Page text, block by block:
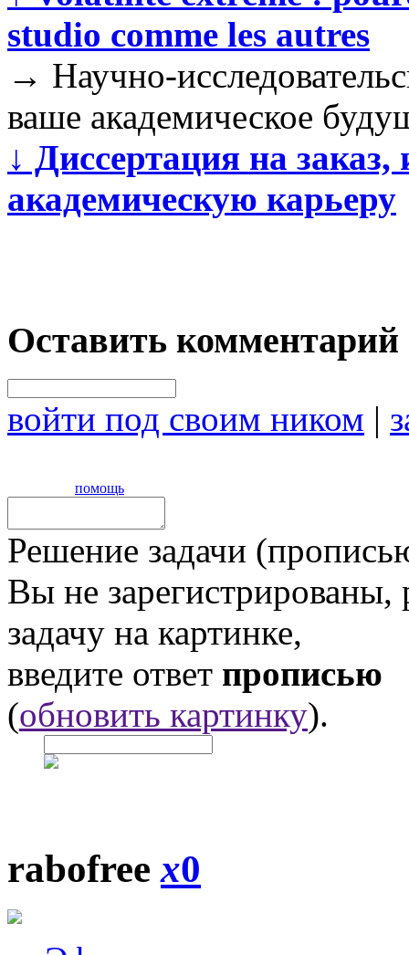
studio comme les autres
→ Научно-
ваше академическое
↓ Диссертация на
академическую карьеру
Оставить комментарий
войти под своим ником |
помощь
Решение задачи
Вы не
задачу на картинке,
введите ответ прописью
(обновить картинку).
rabofreex0